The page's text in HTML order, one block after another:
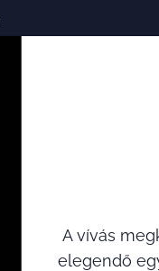
A vívás
elegendő